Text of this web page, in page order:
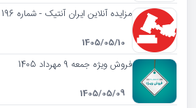
مزایده آنلاین ایران آنتیک - شماره 196
1405/05/10
فروش ویژه جمعه 9 مهرداد 1405
1405/05/09